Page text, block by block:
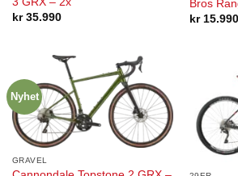
kr35.990
Bros
kr15.990
Nyhet
GRAVEL